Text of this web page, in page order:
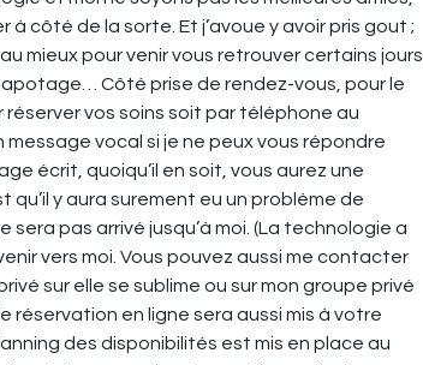
à côté de la sorte. Et j’avoue y avoir pris gout ;
mieux pour venir vous retrouver certains jours
Côté prise de rendez-vous, pour le
vos soins soit par téléphone au
message vocal si je ne peux vous répondre
écrit, quoiqu’il en soit, vous aurez une
y aura surement eu un problème de
pas arrivé jusqu’à moi. (La technologie a
vers moi. Vous pouvez aussi me contacter
sur elle se sublime ou sur mon groupe privé
réservation en ligne sera aussi mis à votre
des disponibilités est mis en place au